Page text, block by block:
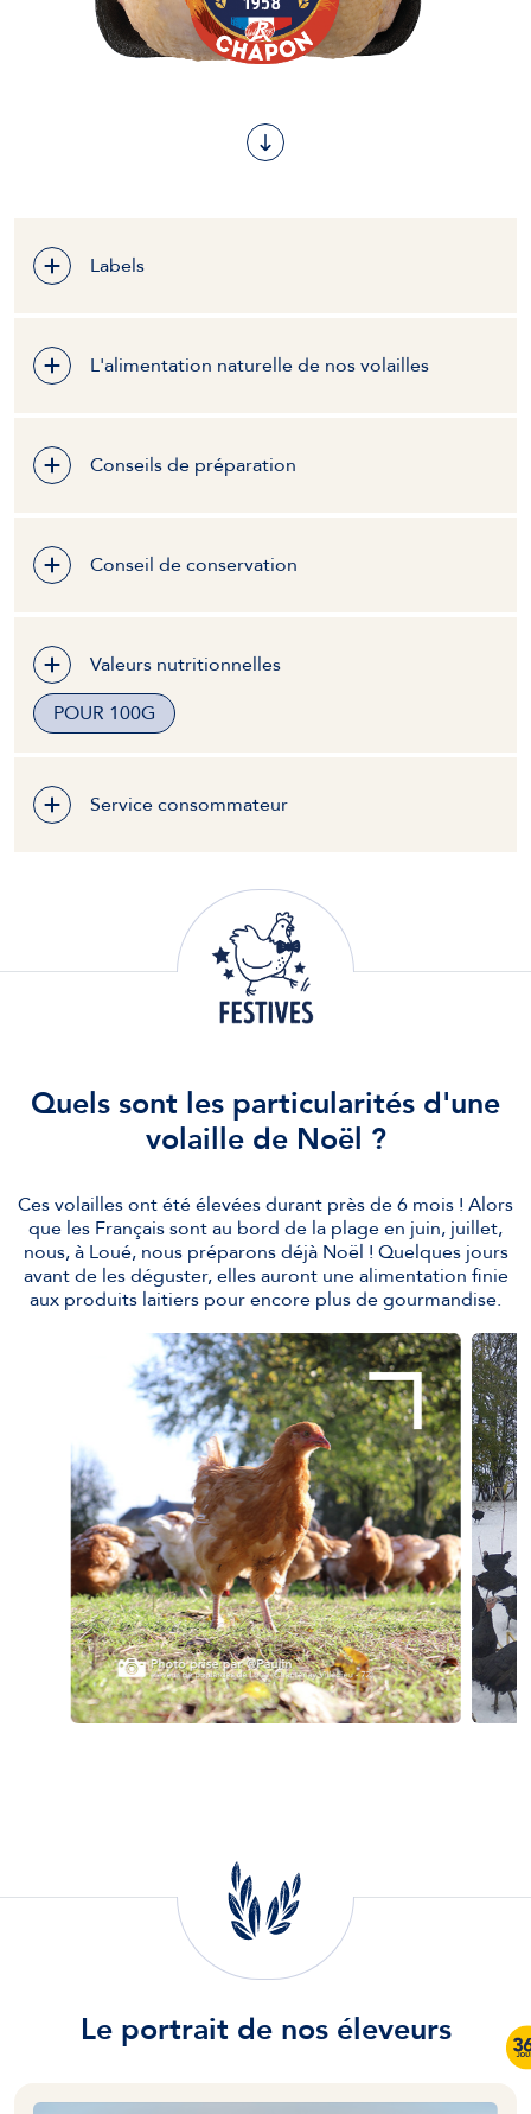
Labels
L'alimentation naturelle de nos volailles
Conseils de préparation
Conseil de conservation
Valeurs nutritionnelles
POUR 100G
Service consommateur
Quels sont les particularités d'une
volaille de Noël ?
Ces volailles ont été élevées durant près de 6 mois ! Alors
que les Français sont au bord de la plage en juin, juillet,
nous, à Loué, nous préparons déjà Noël ! Quelques jours
avant de les déguster, elles auront une alimentation finie
aux produits laitiers pour encore plus de gourmandise.
Le portrait de nos éleveurs